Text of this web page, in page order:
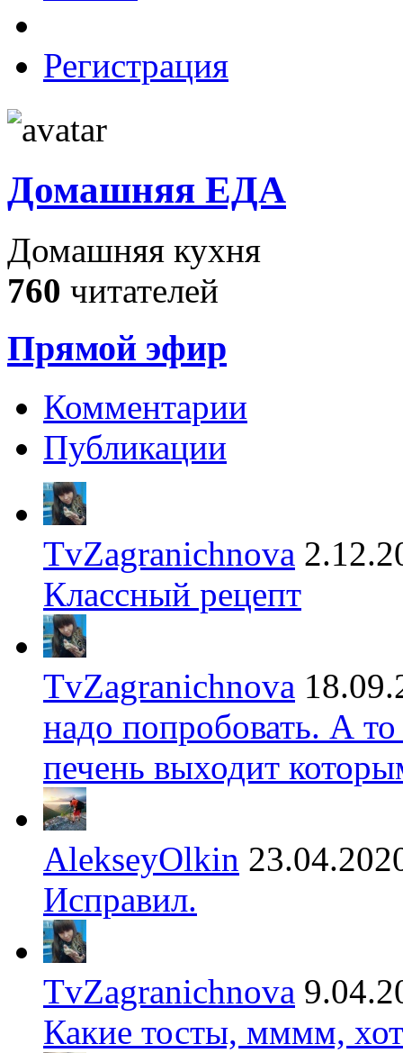
Регистрация
Домашняя ЕДА
Домашняя кухня
760 читателей
Прямой эфир
Комментарии
Публикации
TvZagranichnova
Классный рецепт
TvZagranichnova
надо попробовать. А
печень выходит
AlekseyOlkin
Исправил.
TvZagranichnova
Какие тосты, мммм,